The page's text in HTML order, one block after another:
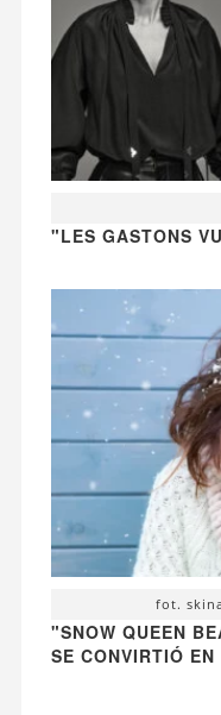
"LES GASTONS
fot.
"SNOW QUEEN
SE CONVIRTIÓ